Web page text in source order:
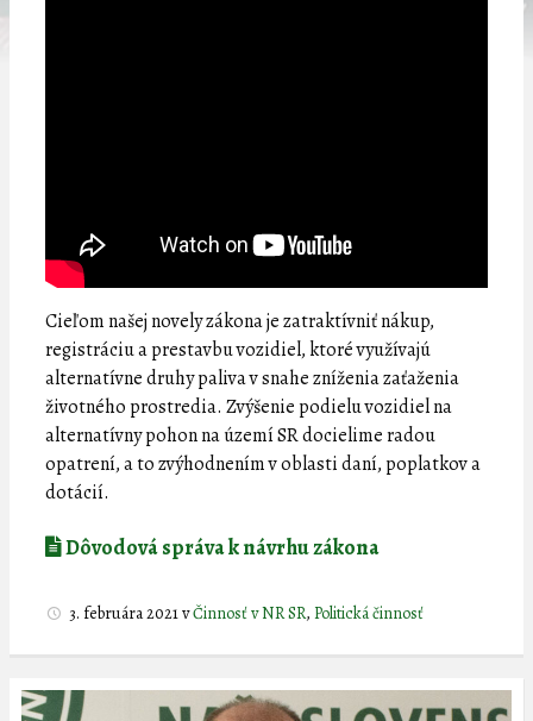
Cieľom našej novely zákona je zatraktívniť nákup,
registráciu a prestavbu vozidiel, ktoré využívajú
alternatívne druhy paliva v snahe zníženia zaťaženia
životného prostredia. Zvýšenie podielu vozidiel na
alternatívny pohon na území SR docielime radou
opatrení, a to zvýhodnením v oblasti daní, poplatkov a
dotácií.
Dôvodová správa k návrhu zákona
3. februára 2021vČinnosť v NR SR, Politická činnosť